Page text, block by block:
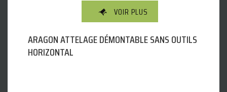
VOIR PLUS
ARAGON ATTELAGE DÉMONTABLE SANS OUTILS
HORIZONTAL